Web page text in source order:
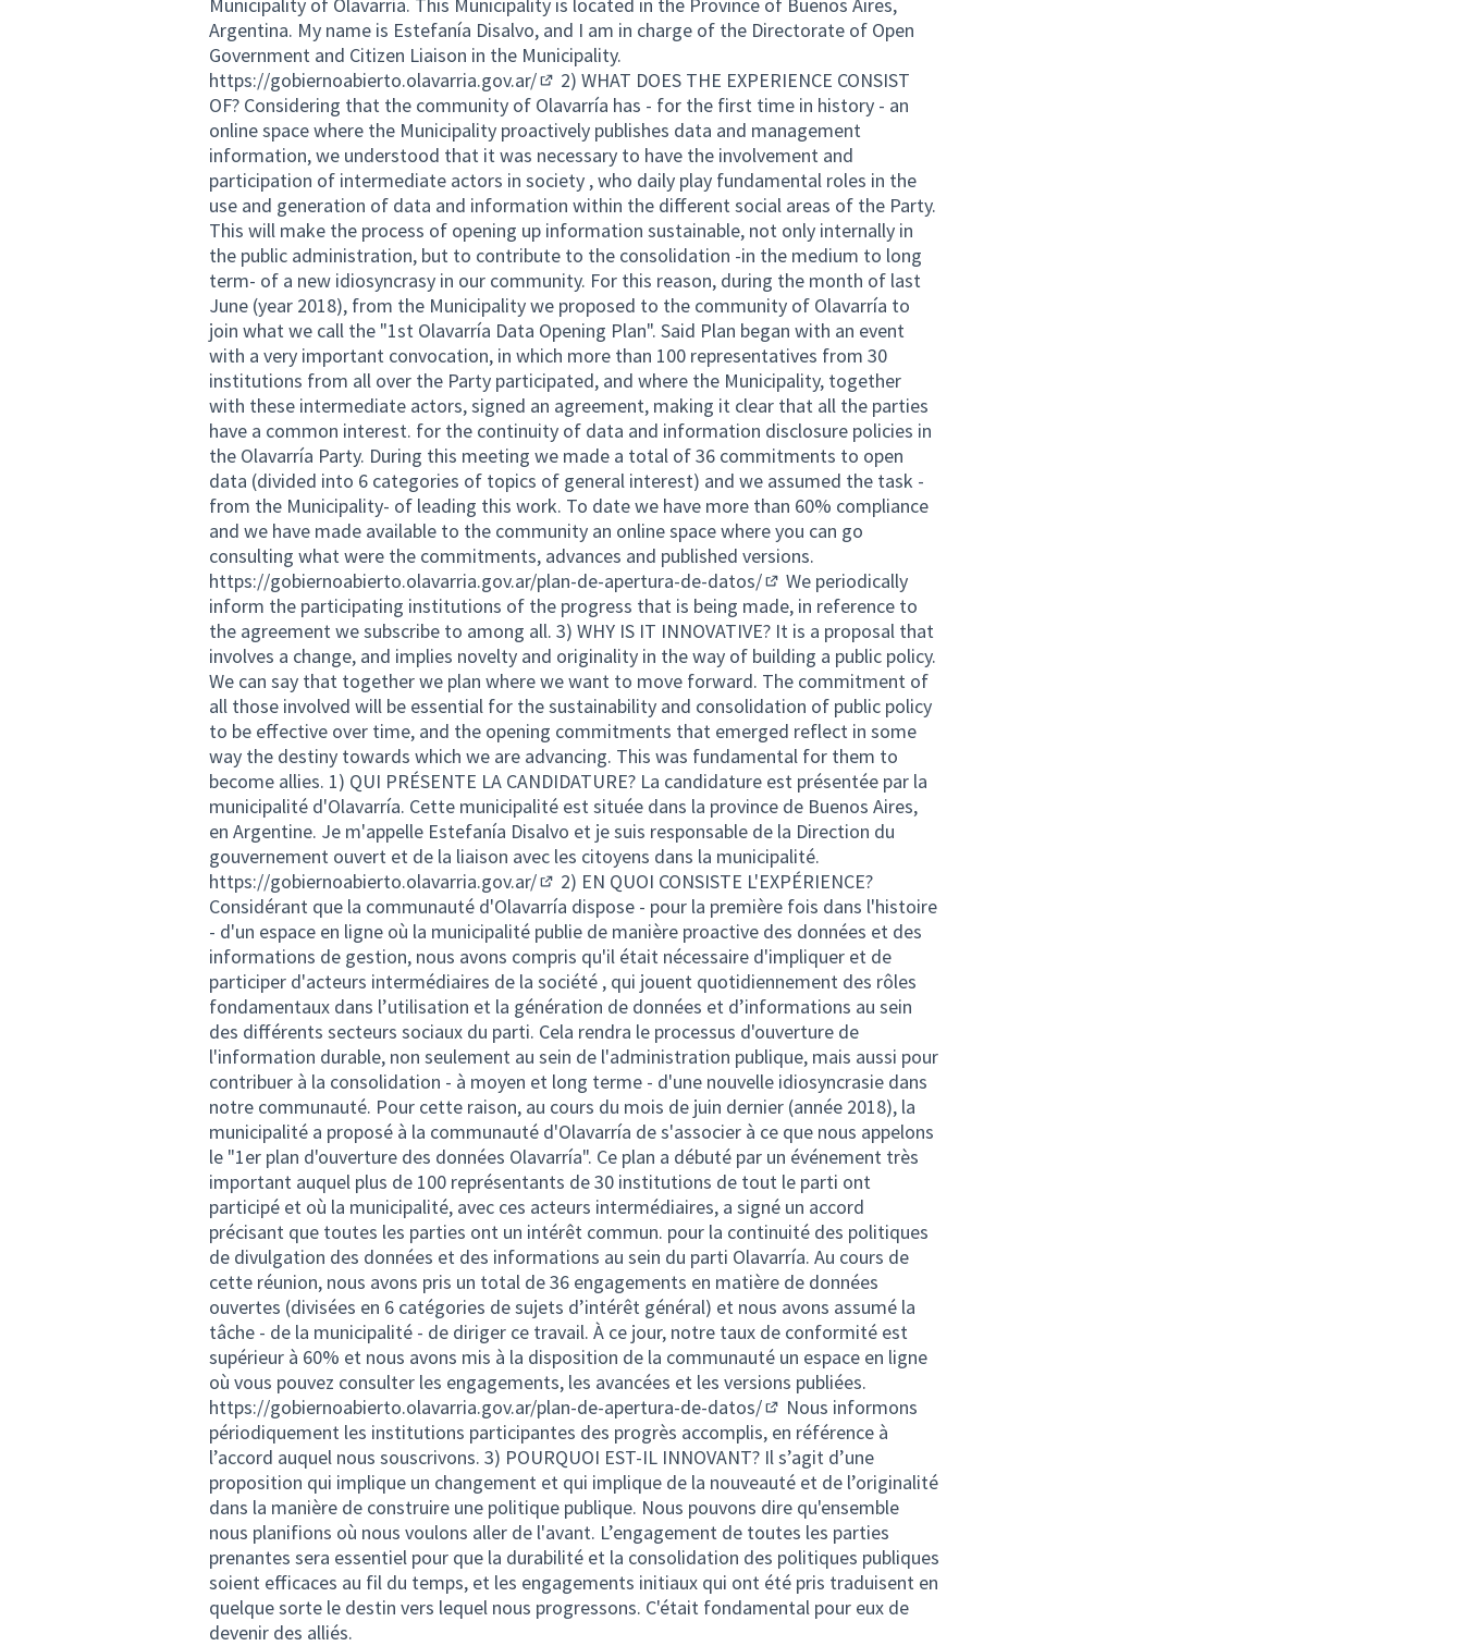
Argentina. My name is Estefanía Disalvo, and I am in charge of the Directorate of Open
Government and Citizen Liaison in the Municipality.
https://gobiernoabierto.olavarria.gov.ar/
(External link)
2) WHAT DOES THE EXPERIENCE CONSIST
OF? Considering that the community of Olavarría has - for the first time in history - an
online space where the Municipality proactively publishes data and management
information, we understood that it was necessary to have the involvement and
participation of intermediate actors in society , who daily play fundamental roles in the
use and generation of data and information within the different social areas of the Party.
This will make the process of opening up information sustainable, not only internally in
the public administration, but to contribute to the consolidation -in the medium to long
term- of a new idiosyncrasy in our community. For this reason, during the month of last
June (year 2018), from the Municipality we proposed to the community of Olavarría to
join what we call the "1st Olavarría Data Opening Plan". Said Plan began with an event
with a very important convocation, in which more than 100 representatives from 30
institutions from all over the Party participated, and where the Municipality, together
with these intermediate actors, signed an agreement, making it clear that all the parties
have a common interest. for the continuity of data and information disclosure policies in
the Olavarría Party. During this meeting we made a total of 36 commitments to open
data (divided into 6 categories of topics of general interest) and we assumed the task -
from the Municipality- of leading this work. To date we have more than 60% compliance
and we have made available to the community an online space where you can go
consulting what were the commitments, advances and published versions.
https://gobiernoabierto.olavarria.gov.ar/plan-de-apertura-de-datos/
(External link)
We periodically
inform the participating institutions of the progress that is being made, in reference to
the agreement we subscribe to among all. 3) WHY IS IT INNOVATIVE? It is a proposal that
involves a change, and implies novelty and originality in the way of building a public policy.
We can say that together we plan where we want to move forward. The commitment of
all those involved will be essential for the sustainability and consolidation of public policy
to be effective over time, and the opening commitments that emerged reflect in some
way the destiny towards which we are advancing. This was fundamental for them to
become allies. 1) QUI PRÉSENTE LA CANDIDATURE? La candidature est présentée par la
municipalité d'Olavarría. Cette municipalité est située dans la province de Buenos Aires,
en Argentine. Je m'appelle Estefanía Disalvo et je suis responsable de la Direction du
gouvernement ouvert et de la liaison avec les citoyens dans la municipalité.
https://gobiernoabierto.olavarria.gov.ar/
(External link)
2) EN QUOI CONSISTE L'EXPÉRIENCE?
Considérant que la communauté d'Olavarría dispose - pour la première fois dans l'histoire
- d'un espace en ligne où la municipalité publie de manière proactive des données et des
informations de gestion, nous avons compris qu'il était nécessaire d'impliquer et de
participer d'acteurs intermédiaires de la société , qui jouent quotidiennement des rôles
fondamentaux dans l’utilisation et la génération de données et d’informations au sein
des différents secteurs sociaux du parti. Cela rendra le processus d'ouverture de
l'information durable, non seulement au sein de l'administration publique, mais aussi pour
contribuer à la consolidation - à moyen et long terme - d'une nouvelle idiosyncrasie dans
notre communauté. Pour cette raison, au cours du mois de juin dernier (année 2018), la
municipalité a proposé à la communauté d'Olavarría de s'associer à ce que nous appelons
le "1er plan d'ouverture des données Olavarría". Ce plan a débuté par un événement très
important auquel plus de 100 représentants de 30 institutions de tout le parti ont
participé et où la municipalité, avec ces acteurs intermédiaires, a signé un accord
précisant que toutes les parties ont un intérêt commun. pour la continuité des politiques
de divulgation des données et des informations au sein du parti Olavarría. Au cours de
cette réunion, nous avons pris un total de 36 engagements en matière de données
ouvertes (divisées en 6 catégories de sujets d’intérêt général) et nous avons assumé la
tâche - de la municipalité - de diriger ce travail. À ce jour, notre taux de conformité est
supérieur à 60% et nous avons mis à la disposition de la communauté un espace en ligne
où vous pouvez consulter les engagements, les avancées et les versions publiées.
https://gobiernoabierto.olavarria.gov.ar/plan-de-apertura-de-datos/
(External link)
Nous informons
périodiquement les institutions participantes des progrès accomplis, en référence à
l’accord auquel nous souscrivons. 3) POURQUOI EST-IL INNOVANT? Il s’agit d’une
proposition qui implique un changement et qui implique de la nouveauté et de l’originalité
dans la manière de construire une politique publique. Nous pouvons dire qu'ensemble
nous planifions où nous voulons aller de l'avant. L’engagement de toutes les parties
prenantes sera essentiel pour que la durabilité et la consolidation des politiques publiques
soient efficaces au fil du temps, et les engagements initiaux qui ont été pris traduisent en
quelque sorte le destin vers lequel nous progressons. C'était fondamental pour eux de
devenir des alliés.